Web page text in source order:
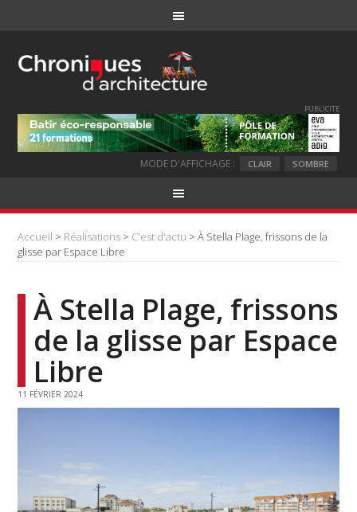
PUBLICITE
MODE D'AFFICHAGE : CLAIR SOMBRE
Accueil > Réalisations > C'est d'actu > À Stella Plage, frissons de la
glisse par Espace Libre
À Stella Plage, frissons
de la glisse par Espace
Libre
11 FÉVRIER 2024